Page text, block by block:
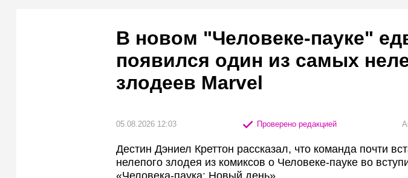
В новом "Человеке-пауке"
появился один из самых
злодеев Marvel
05.08.2026 12:03 Проверено редакцией
Дестин Дэниел Креттон рассказал, что команда почти
нелепого злодея из комиксов о Человеке-пауке во
«Человека-паука: Новый день».